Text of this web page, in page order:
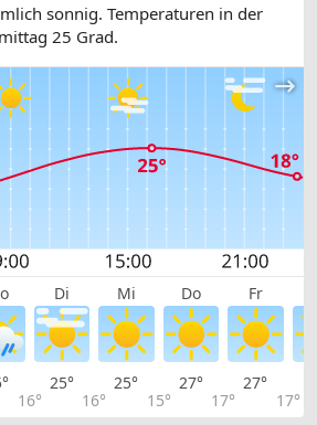
sonnig. Temperaturen in der
25 Grad.
Di Mi Do Fr
16°
25°
16°
25°
15°
27°
17°
27°
17°